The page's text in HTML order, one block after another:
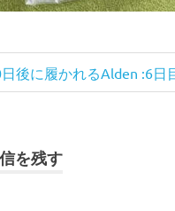
後に履かれるAlden :6日
を残す